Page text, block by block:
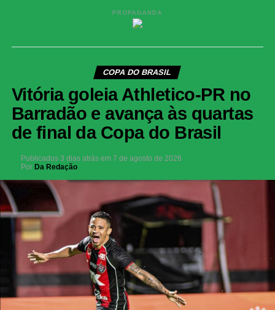
PROPAGANDA
COPA DO BRASIL
Vitória goleia Athletico-PR no
Barradão e avança às quartas
de final da Copa do Brasil
Publicados 3 dias atrás em 7 de agosto de 2026
Por Da Redação